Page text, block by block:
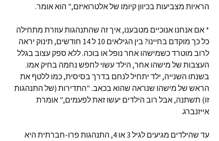
הראיות מצביעות בכיוון קיומו של אלטרואיזם," הוא אומר.
* אם אנחנו אנוכיים מטבענו, איך זה שהתנהגות עוזרת מתחילה
כל כך מוקדם בחיינו? בין הגילאים 10 ל 14 חודשים, תינוק יראה
לרוב מוטרד כשמישהו אחר נופל או בוכה. ללא ספק עצוב בגלל
העצבות של מישהו אחר, הילד עשוי לחפש נחמה בחיק אמו.
בשנתו השנייה, ילד יתחיל לנחם בדרך בסיסית, כמו ללטף את
הראש של מישהו שנראה שהוא בכאב. "התדירות (של התנהגות
זו) תשתנה, אבל רוב הילדים יעשו זאת לפעמים," אומרת
אייזנברג.
עד שהילדים מגיעים לגיל 3 או 4, התנהגות פרו-חברתית היא